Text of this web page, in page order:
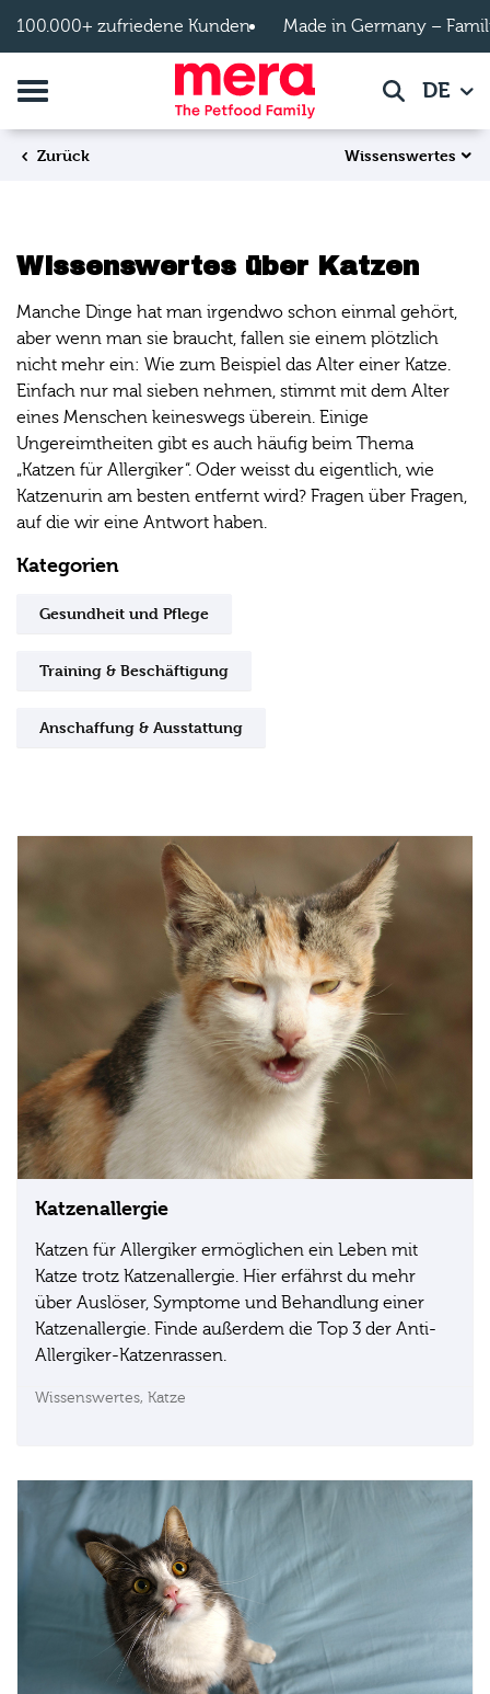
100.000+ zufriedene Kunden Made in Germany –
Navigation umschalten SucheDE
Zurück Wissenswertes
Wissenswertes über Katzen
Manche Dinge hat man irgendwo schon einmal gehört,
aber wenn man sie braucht, fallen sie einem plötzlich
nicht mehr ein: Wie zum Beispiel das Alter einer Katze.
Einfach nur mal sieben nehmen, stimmt mit dem Alter
eines Menschen keineswegs überein. Einige
Ungereimtheiten gibt es auch häufig beim Thema
„Katzen für Allergiker“. Oder weisst du eigentlich, wie
Katzenurin am besten entfernt wird? Fragen über Fragen,
auf die wir eine Antwort haben.
Kategorien
Gesundheit und Pflege
Training & Beschäftigung
Anschaffung & Ausstattung
Katzenallergie
Katzen für Allergiker ermöglichen ein Leben mit
Katze trotz Katzenallergie. Hier erfährst du mehr
über Auslöser, Symptome und Behandlung einer
Katzenallergie. Finde außerdem die Top 3 der Anti-
Allergiker-Katzenrassen.
Wissenswertes, Katze